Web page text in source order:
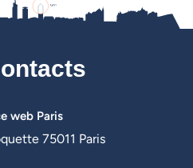
web Paris
75011 Paris